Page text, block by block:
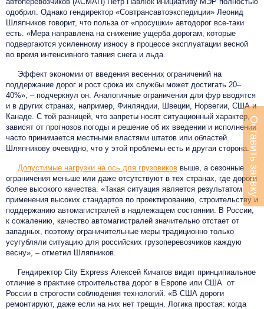
одобрил. Однако гендиректор «Совтрансавтоэкспедиции» Леонид
Шляпников говорит, что польза от «просушки» автодорог все-таки
есть. «Мера направлена на снижение ущерба дорогам, которые
подвергаются усиленному износу в процессе эксплуатации весной
во время интенсивного таяния снега и льда.
Эффект экономии от введения весенних ограничений на
поддержание дорог и рост срока их службы может достигать 20–
40%», – подчеркнул он. Аналогичные ограничения для фур вводятся
и в других странах, например, Финляндии, Швеции, Норвегии, США и
Канаде. С той разницей, что запреты носят ситуационный характер,
зависят от прогнозов погоды и решение об их введении и исполнении
часто принимается местными властями штатов или областей.
Шляпникову очевидно, что у этой проблемы есть и другая сторона.
Допустимые нагрузки на ось для грузовиков выше, а сезонные
ограничения меньше или даже отсутствуют в тех странах, где дороги
более высокого качества. «Такая ситуация является результатом
применения высоких стандартов по проектированию, строительству и
поддержанию автомагистралей в надлежащем состоянии. В России,
к сожалению, качество автомагистралей значительно отстает от
западных, поэтому ограничительные меры традиционно только
усугубляли ситуацию для российских грузоперевозчиков каждую
весну», – отметил Шляпников.
Гендиректор City Express Алексей Кичатов видит принципиальное
отличие в практике строительства дорог в Европе или США от
России в строгости соблюдения технологий. «В США дороги
ремонтируют, даже если на них нет трещин. Логика простая: когда
Оставить заявку